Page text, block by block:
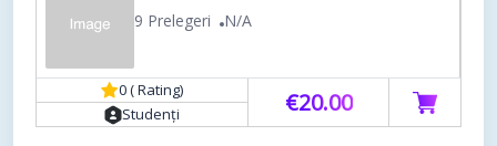
9 Prelegeri N/A
0 ( Rating)
Studenți
€20.00